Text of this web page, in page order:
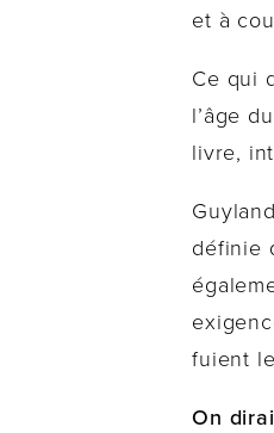
et à
Ce qui
l’âge
livre,
définie
fuient
On